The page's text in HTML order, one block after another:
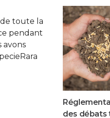
toute la
pendant
avons
des débats